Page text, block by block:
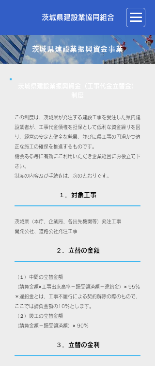
茨城県建設業協同組合
茨城県建設業振興資金事業
この制度は、茨城県が発注する建設工事を受注した県内建
設業者が、工事代金債権を担保として低利な資金繰りを図
り、経営の安定と健全な発展、並びに県工事の円滑かつ適
正な施工の確保を推進するものです。
機会ある毎に有効にご利用いただき企業経営にお役立て下
さい。
制度の内容及び手続きは、次のとおりです。
１．対象工事
茨城県（本庁、企業局、各出先機関等）発注工事
開発公社、道路公社発注工事
２．立替の金額
（１）中間の立替金額
（請負金額×工事出来高率－既受領済額－違約金）× 95％
＊違約金とは、工事不履行による契約解除の際のもので、
ここでは請負金額の10％とします。
（２）竣工の立替金額
（請負金額－既受領済額）× 90％
３．立替の金利